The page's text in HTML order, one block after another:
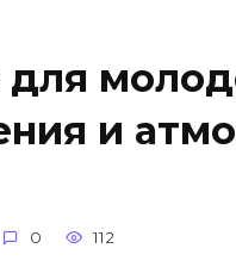
для
и
0 112